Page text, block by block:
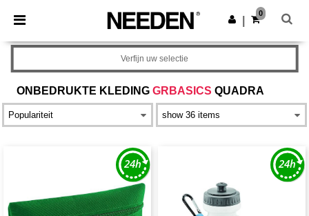
× Needen-app
Betere prijzen in de app!
Download app
0
ONBEDRUKTE KLEDING GRBASICS QUADRA
Verfijn uw selectie